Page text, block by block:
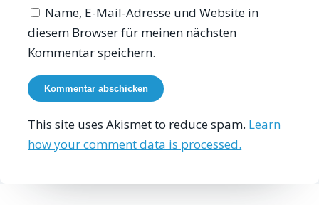
Name, E-Mail-Adresse und Website in
diesem Browser für meinen nächsten
Kommentar speichern.
This site uses Akismet to reduce spam. Learn
how your comment data is processed.